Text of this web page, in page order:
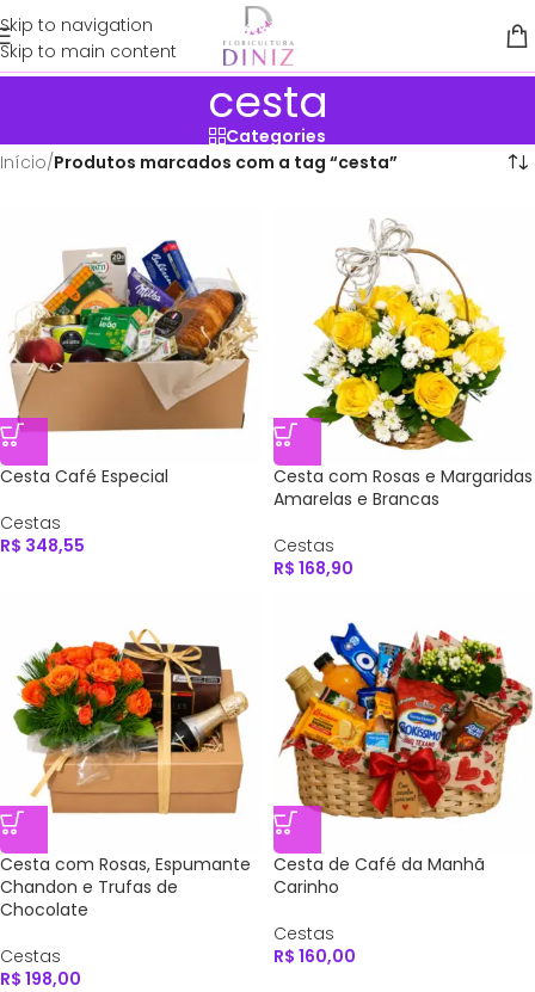
Skip to navigation
Skip to main content
cesta
Categories
Início/Produtos marcados com a tag “cesta”
Cesta Café Especial
Cestas
R$ 348,55
Cesta com Rosas e Margaridas
Amarelas e Brancas
Cestas
R$ 168,90
Cesta com Rosas, Espumante
Chandon e Trufas de
Chocolate
Cestas
R$ 198,00
Cesta de Café da Manhã
Carinho
Cestas
R$ 160,00